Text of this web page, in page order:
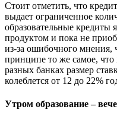
Стоит отметить, что
выдает ограниченное
образовательные кредиты
продуктом и пока не
из-за ошибочного мнения,
принципе то же самое,
разных банках размер
колеблется от 12 до 22%
Утром образование –